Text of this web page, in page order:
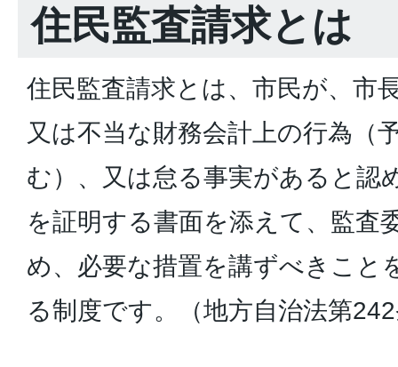
住民監査請求とは
住民監査請求とは、市民が、市
又は不当な財務会計上の行為（
む）、又は怠る事実があると認
を証明する書面を添えて、監査
め、必要な措置を講ずべきこと
る制度です。（地方自治法第